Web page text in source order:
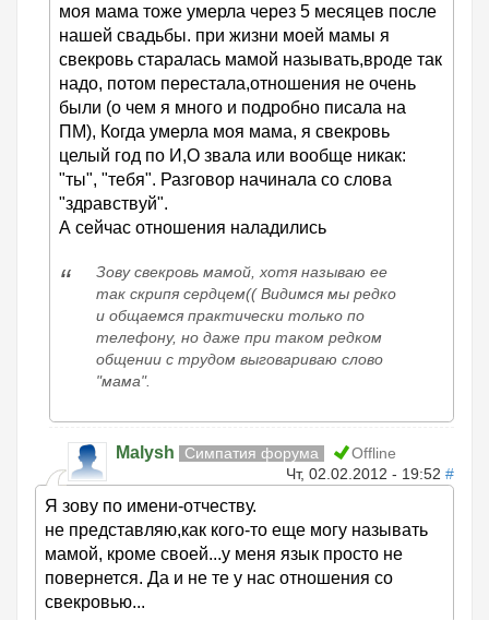
моя мама тоже умерла через 5 месяцев после
нашей свадьбы. при жизни моей мамы я
свекровь старалась мамой называть,вроде так
надо, потом перестала,отношения не очень
были (о чем я много и подробно писала на
ПМ), Когда умерла моя мама, я свекровь
целый год по И,О звала или вообще никак:
"ты", "тебя". Разговор начинала со слова
"здравствуй".
А сейчас отношения наладились
Зову свекровь мамой, хотя называю ее
так скрипя сердцем(( Видимся мы редко
и общаемся практически только по
телефону, но даже при таком редком
общении с трудом выговариваю слово
"мама".
Malysh Симпатия форума
Offline
Чт, 02.02.2012 - 19:52 #
Я зову по имени-отчеству.
не представляю,как кого-то еще могу называть
мамой, кроме своей...у меня язык просто не
повернется. Да и не те у нас отношения со
свекровью...